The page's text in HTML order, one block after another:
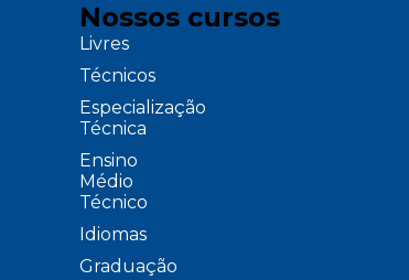
Nossos cursos
Livres
Técnicos
Especialização
Técnica
Ensino
Médio
Técnico
Idiomas
Graduação